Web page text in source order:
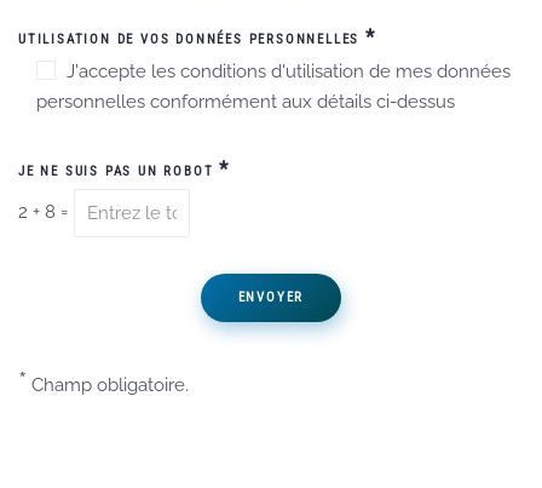
UTILISATION DE VOS DONNÉES PERSONNELLES *
J'accepte les conditions d'utilisation de mes données
personnelles conformément aux détails ci-dessus
JE NE SUIS PAS UN ROBOT*
2 + 8 =
* Champ obligatoire.